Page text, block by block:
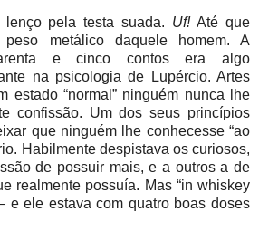
pela testa suada. Uf!Até que
metálico daquele homem. A
e cinco contos era algo
na psicologia de Lupércio. Artes
estado “normal” ninguém nunca lhe
confissão. Um dos seus princípios
que ninguém lhe conhecesse “ao
Habilmente despistava os curiosos,
de possuir mais, e a outros a de
realmente possuía. Mas “in whiskey
e ele estava com quatro boas doses